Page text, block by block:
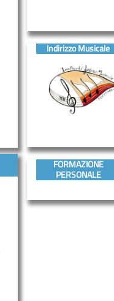
Indirizzo Musicale
FORMAZIONE
PERSONALE